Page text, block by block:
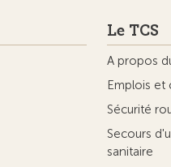
Le TCS
A propos
Emplois et
Sécurité
Secours
sanitaire